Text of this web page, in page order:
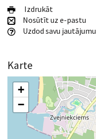
Izdrukāt
Nosūtīt uz e-pastu
Uzdod savu jautājumu
Karte
+
−